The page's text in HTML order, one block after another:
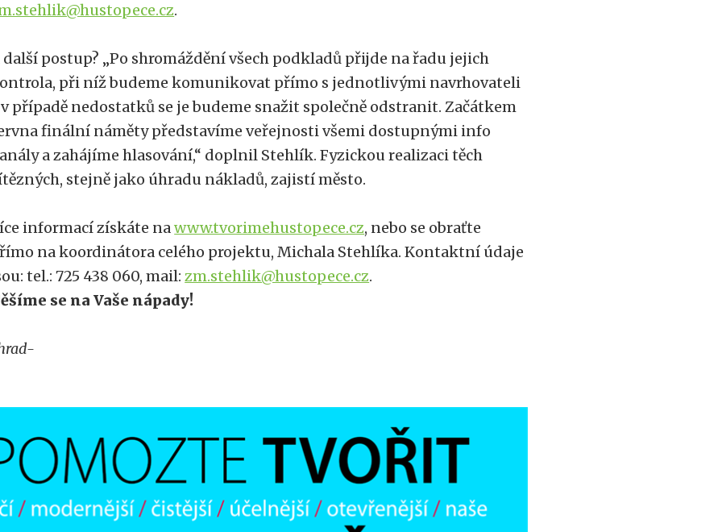
.
další postup? „Po shromáždění všech podkladů přijde na řadu jejich
při níž budeme komunikovat přímo s jednotlivými navrhovateli
v případě nedostatků se je budeme snažit společně odstranit. Začátkem
finální náměty představíme veřejnosti všemi dostupnými info
a zahájíme hlasování,“ doplnil Stehlík. Fyzickou realizaci těch
stejně jako úhradu nákladů, zajistí město.
informací získáte nawww.tvorimehustopece.cz, nebo se obraťte
na koordinátora celého projektu, Michala Stehlíka. Kontaktní údaje
tel.: 725 438 060, mail:zm.stehlik@hustopece.cz.
se na Vaše nápady!